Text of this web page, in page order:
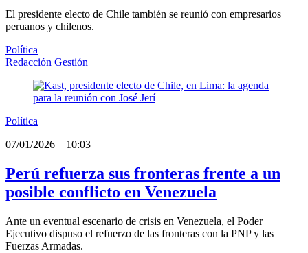
El presidente electo de Chile también se reunió con empresarios
peruanos y chilenos.
Política
Redacción Gestión
Política
07/01/2026
10:03
Perú refuerza sus fronteras frente a un
posible conflicto en Venezuela
Ante un eventual escenario de crisis en Venezuela, el Poder
Ejecutivo dispuso el refuerzo de las fronteras con la PNP y las
Fuerzas Armadas.